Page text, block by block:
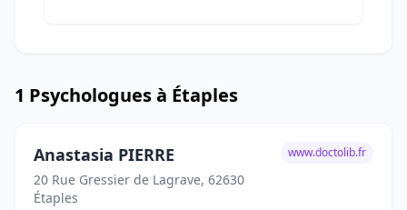
1 Psychologues à Étaples
Anastasia PIERRE
20 Rue Gressier de Lagrave, 62630
Étaples
www.doctolib.fr